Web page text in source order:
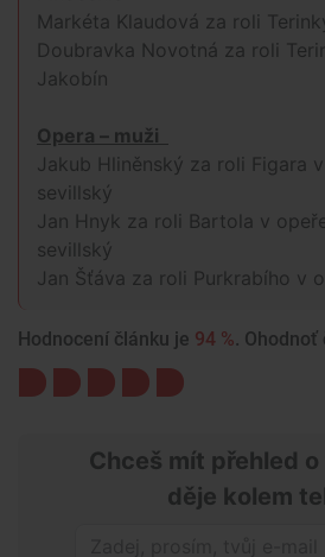
Markéta Klaudová za roli
Doubravka Novotná za roli
Jakobín
Opera – muži
Jakub Hliněnský za roli Figara
sevillský
Jan Hnyk za roli Bartola v
sevillský
Jan Šťáva za roli Purkrabího v
Hodnocení článku je 94 %. Ohodnoť
Chceš mít přehled
děje kolem